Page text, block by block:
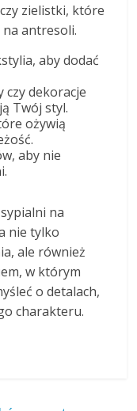
zielistki, które
antresoli.
aby dodać
czy dekoracje
Twój styl.
ożywią
aby nie
na
nie tylko
ale również
w którym
o detalach,
charakteru.